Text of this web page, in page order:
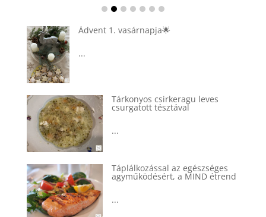
Ádvent 1. vasárnapja🌟
...
Tárkonyos csirkeragu leves
csurgatott tésztával
...
Táplálkozással az egészséges
agyműködésért, a MIND étrend
...